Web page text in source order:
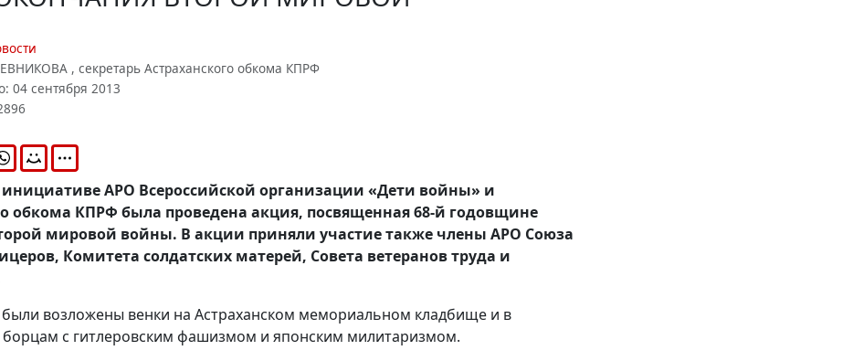
, секретарь Астраханского обкома КПРФ
04 сентября 2013
инициативе АРО Всероссийской организации «Дети войны» и
обкома КПРФ была проведена акция, посвященная 68-й годовщине
мировой войны. В акции приняли участие также члены АРО Союза
Комитета солдатских матерей, Совета ветеранов труда и
были возложены венки на Астраханском мемориальном кладбище и в
борцам с гитлеровским фашизмом и японским милитаризмом.